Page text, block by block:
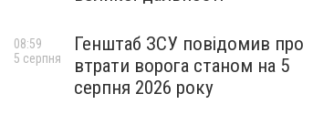
Генштаб ЗСУ повідомив про
втрати ворога станом на 5
серпня 2026 року
08:59
5 серпня